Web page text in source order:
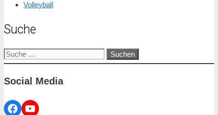
Volleyball
Suche
Suche
nach:
Social Media
Facebook
YouTube